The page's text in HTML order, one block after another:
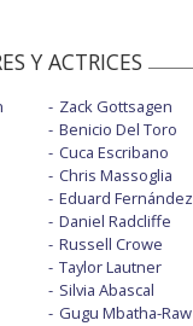
Y ACTRICES
Zack Gottsagen
Benicio Del Toro
Cuca Escribano
Chris Massoglia
Eduard Fernández
Daniel Radcliffe
Russell Crowe
Taylor Lautner
Silvia Abascal
Gugu Mbatha-Raw